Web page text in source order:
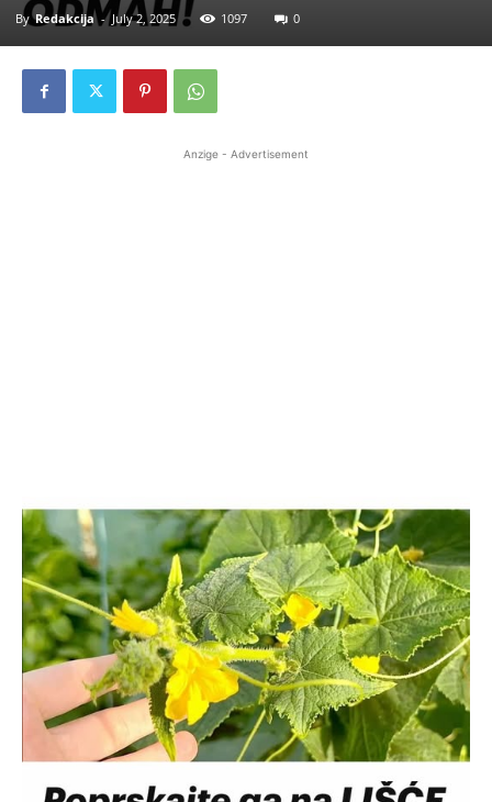
By Redakcija - July 2, 2025 1097 0
Anzige - Advertisement